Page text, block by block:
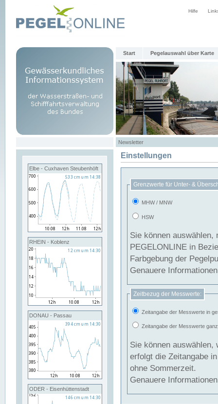
Hilfe
Start Pegelauswahl über Karte
Newsletter
Elbe - Cuxhaven Steubenhöft
RHEIN - Koblenz
DONAU - Passau
ODER - Eisenhüttenstadt
Einstellungen
Grenzwerte für Unter- &
MHW / MNW
HSW
Sie können
PEGELONLINE in Beziehung
Farbgebung der
Genauere
Zeitbezug der Messwerte:
Zeitangabe der Messwerte in
Zeitangabe der Messwerte
Sie können auswählen,
erfolgt die Zeitangabe
ohne Sommerzeit.
Genauere